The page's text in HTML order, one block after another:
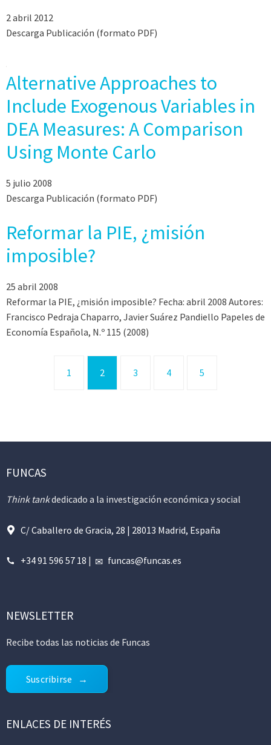
2 abril 2012
Descarga Publicación (formato PDF)
Alternative Approaches to
Include Exogenous Variables in
DEA Measures: A Comparison
Using Monte Carlo
5 julio 2008
Descarga Publicación (formato PDF)
Reformar la PIE, ¿misión
imposible?
25 abril 2008
Reformar la PIE, ¿misión imposible? Fecha: abril 2008 Autores:
Francisco Pedraja Chaparro, Javier Suárez Pandiello Papeles de
Economía Española, N.º 115 (2008)
1 2 3 4 5
FUNCAS
Think tankdedicado a la investigación económica y social
C/ Caballero de Gracia, 28 | 28013 Madrid, España
+34 91 596 57 18 | funcas@funcas.es
NEWSLETTER
Recibe todas las noticias de Funcas
Suscribirse
ENLACES DE INTERÉS